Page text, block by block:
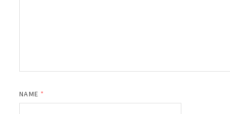
NAME *